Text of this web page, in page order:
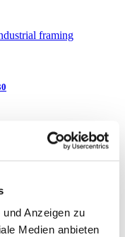
Anzeigen zu
Medien anbieten